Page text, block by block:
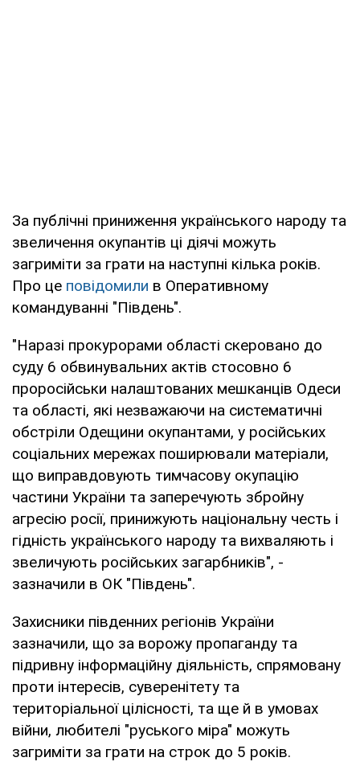
За публічні приниження українського народу та
звеличення окупантів ці діячі можуть
загриміти за грати на наступні кілька років.
Про це повідомили в Оперативному
командуванні "Південь".
"Наразі прокурорами області скеровано до
суду 6 обвинувальних актів стосовно 6
проросійськи налаштованих мешканців Одеси
та області, які незважаючи на систематичні
обстріли Одещини окупантами, у російських
соціальних мережах поширювали матеріали,
що виправдовують тимчасову окупацію
частини України та заперечують збройну
агресію росії, принижують національну честь і
гідність українського народу та вихваляють і
звеличують російських загарбників", -
зазначили в ОК "Південь".
Захисники південних регіонів України
зазначили, що за ворожу пропаганду та
підривну інформаційну діяльність, спрямовану
проти інтересів, суверенітету та
територіальної цілісності, та ще й в умовах
війни, любителі "руського міра" можуть
загриміти за грати на строк до 5 років.